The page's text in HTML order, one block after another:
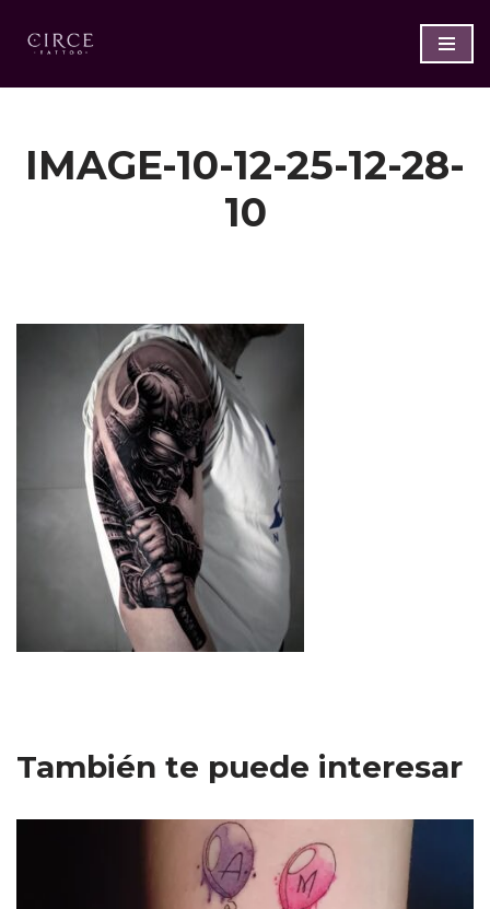
Saltar
al
IMAGE-10-12-25-12-28-
10
También te puede interesar